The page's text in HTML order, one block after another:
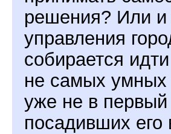
решения? Или и
управления
собирается
не самых умных
уже не в первый
посадивших его